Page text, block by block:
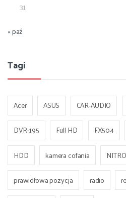
31
« paź
Tagi
Acer ASUS CAR-AUDIO
DVR-195
Full HD FX504
HDD
kamera cofania
prawidłowa pozycja
radio